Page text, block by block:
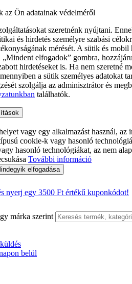
az Ön adatainak védelméről
szeretnénk nyújtani.
és hirdetés személyre szabási
mérését. A sütik és
elfogadok” gombra,
hirdetéseket is. Ha nem szeretné
a sütik személyes adatokat
szolgálja az adminisztrátor és
találhatók.
vagy egy alkalmazást használ,
cookie-k vagy hasonló
hasonló technológiákat, az nem
További információ
elfogadása
nyerj egy 3500 Ft értékű kuponkódot!
márka szerint
belül